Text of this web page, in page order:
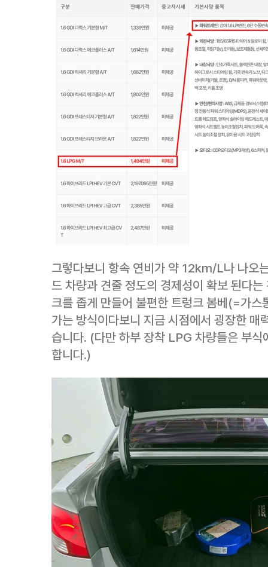
그렇다보니 항속 연비가 약 12km/L나 나오
드 차량과 견줄 정도의 경제성이 확보 된다
크를 좁게 만들어 불편한 트렁크 봄베(=가
가는 방식이다보니 지금 시점에서 굉장한 매
습니다. (다만 하부 장착 LPG 차량들은 부식
합니다.)